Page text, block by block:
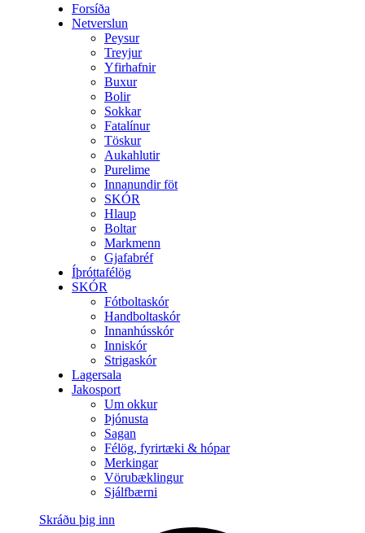
Forsíða
Netverslun
Peysur
Treyjur
Yfirhafnir
Buxur
Bolir
Sokkar
Fatalínur
Töskur
Aukahlutir
Purelime
Innanundir föt
SKÓR
Hlaup
Boltar
Markmenn
Gjafabréf
Íþróttafélög
SKÓR
Fótboltaskór
Handboltaskór
Innanhússkór
Inniskór
Strigaskór
Lagersala
Jakosport
Um okkur
Þjónusta
Sagan
Félög, fyrirtæki & hópar
Merkingar
Vörubæklingur
Sjálfbærni
Skráðu þig inn